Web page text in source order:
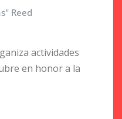
Reed
actividades
en honor a la